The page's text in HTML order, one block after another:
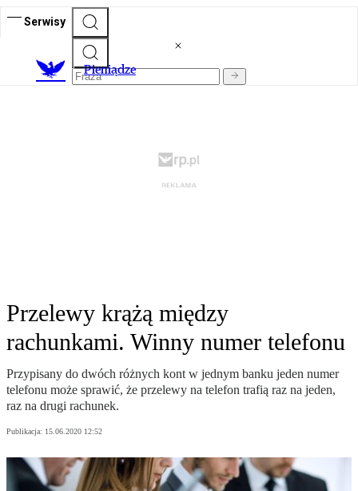
Serwisy
Pieniądze
Przelewy krążą między
rachunkami. Winny numer telefonu
Przypisany do dwóch różnych kont w jednym banku jeden numer
telefonu może sprawić, że przelewy na telefon trafią raz na jeden,
raz na drugi rachunek.
Publikacja: 15.06.2020 12:52